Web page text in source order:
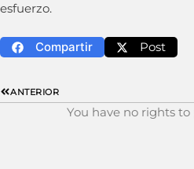
esfuerzo.
Compartir Post
ANTERIOR
You have no rights